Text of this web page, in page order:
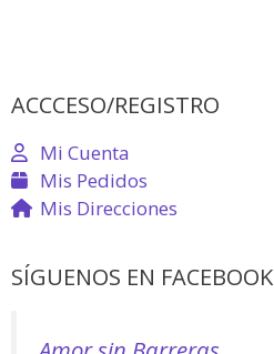
ACCCESO/REGISTRO
Mi Cuenta
Mis Pedidos
Mis Direcciones
SÍGUENOS EN FACEBOOK